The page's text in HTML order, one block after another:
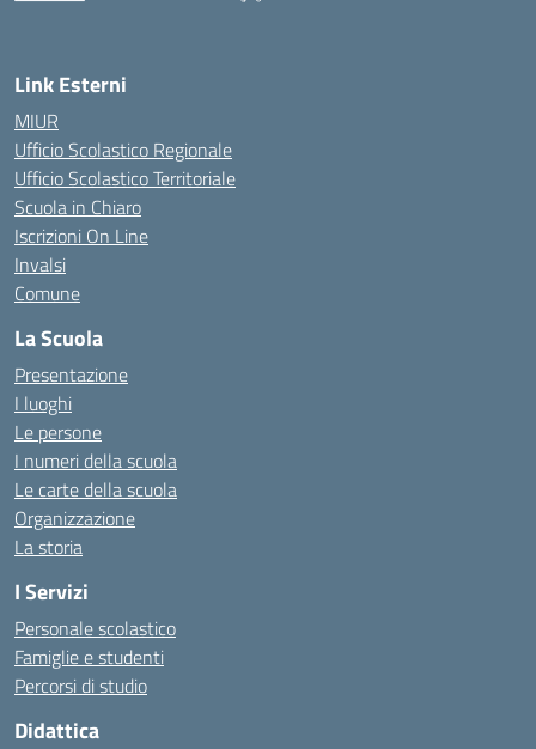
Link Esterni
MIUR
Ufficio Scolastico Regionale
Ufficio Scolastico Territoriale
Scuola in Chiaro
Iscrizioni On Line
Invalsi
Comune
La Scuola
Presentazione
I luoghi
Le persone
I numeri della scuola
Le carte della scuola
Organizzazione
La storia
I Servizi
Personale scolastico
Famiglie e studenti
Percorsi di studio
Didattica